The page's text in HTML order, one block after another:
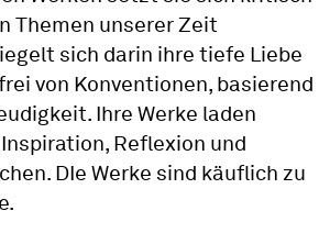
Themen unserer Zeit
sich darin ihre tiefe Liebe
von Konventionen, basierend
Ihre Werke laden
Reflexion und
DIe Werke sind käuflich zu